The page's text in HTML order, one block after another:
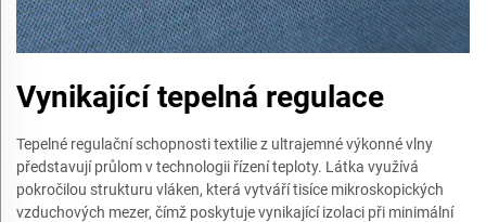
Vynikající tepelná regulace
Tepelné regulační schopnosti textilie z ultrajemné výkonné vlny
představují průlom v technologii řízení teploty. Látka využívá
pokročilou strukturu vláken, která vytváří tisíce mikroskopických
vzduchových mezer, čímž poskytuje vynikající izolaci při minimální